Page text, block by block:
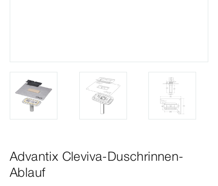
Advantix Cleviva-Duschrinnen-
Ablauf